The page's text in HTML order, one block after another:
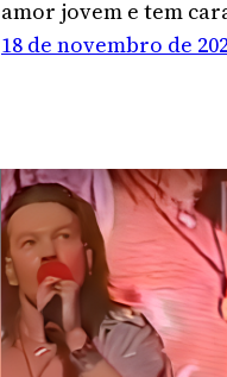
amor jovem e tem
18 de novembro de